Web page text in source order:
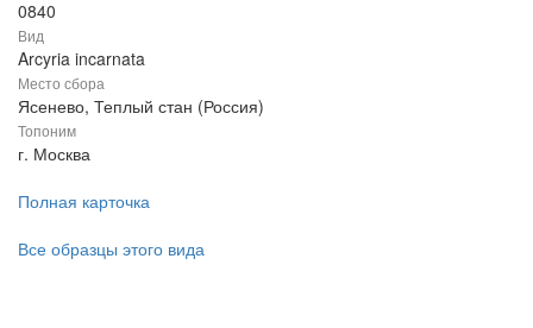
0840
Вид
Arcyria incarnata
Место сбора
Ясенево, Теплый стан (Россия)
Топоним
г. Москва
Полная карточка
Все образцы этого вида